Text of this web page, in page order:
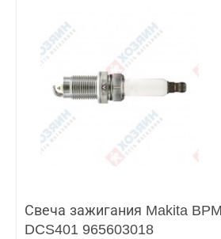
Свеча зажигания Makita
DCS401 965603018